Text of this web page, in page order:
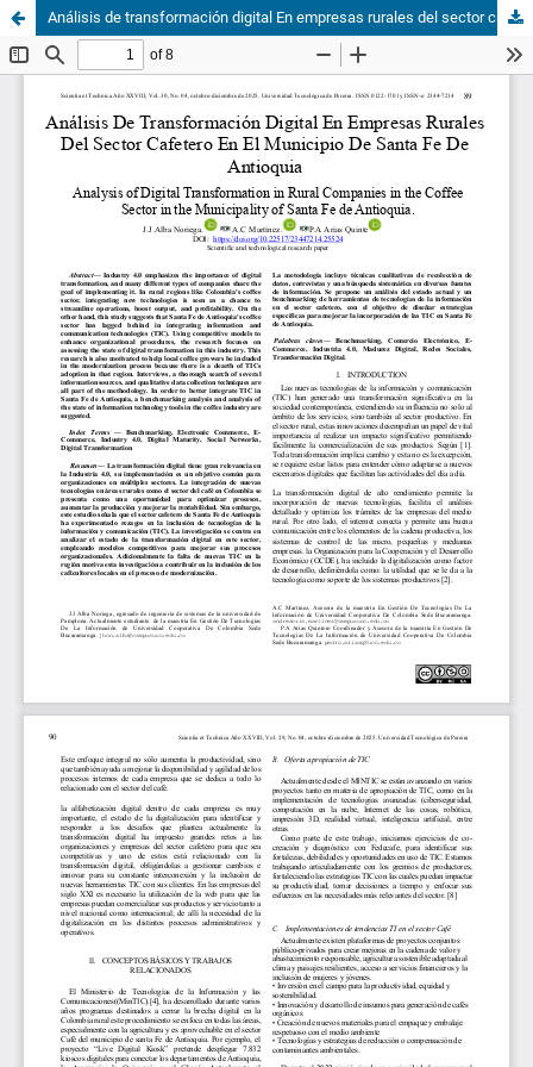
Análisis de transformación digital En empresas rurales del sector cafetero en el municipio de santa fe de antioquia